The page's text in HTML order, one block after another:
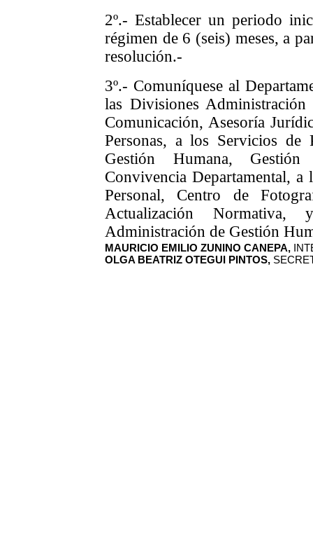
2º.- Establecer un periodo
régimen de 6 (seis) meses, a
resolución.-
3º.- Comuníquese al
las Divisiones
Comunicación, Asesoría
Personas, a los Servicios de
Gestión Humana,
Convivencia Departamental,
Personal, Centro de
Actualización
Administración de Gestión
MAURICIO EMILIO ZUNINO CANEPA,
OLGA BEATRIZ OTEGUI PINTOS,